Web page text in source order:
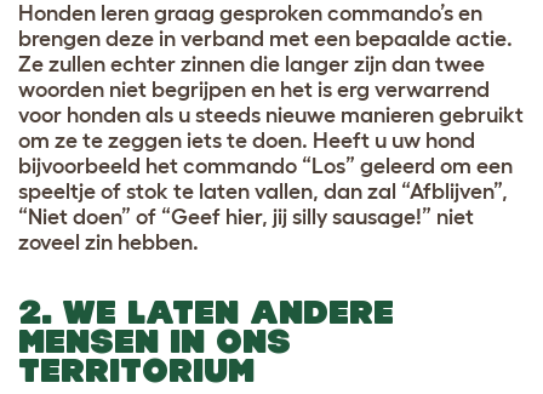
Honden leren graag gesproken commando’s en
brengen deze in verband met een bepaalde actie.
Ze zullen echter zinnen die langer zijn dan twee
woorden niet begrijpen en het is erg verwarrend
voor honden als u steeds nieuwe manieren gebruikt
om ze te zeggen iets te doen. Heeft u uw hond
bijvoorbeeld het commando “Los” geleerd om een
speeltje of stok te laten vallen, dan zal “Afblijven”,
“Niet doen” of “Geef hier, jij silly sausage!” niet
zoveel zin hebben.
2. WE LATEN ANDERE
MENSEN IN ONS
TERRITORIUM